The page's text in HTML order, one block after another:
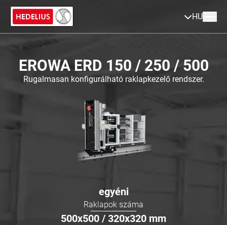
HU
EROWA ERD 150 / 250 / 500
Rugalmasan konfigurálható raklapkezelő rendszer.
egyéni
Raklapok száma
500x500 / 320x320 mm